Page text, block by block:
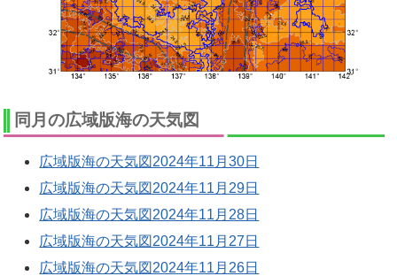
同月の広域版海の天気図
広域版海の天気図2024年11月30日
広域版海の天気図2024年11月29日
広域版海の天気図2024年11月28日
広域版海の天気図2024年11月27日
広域版海の天気図2024年11月26日